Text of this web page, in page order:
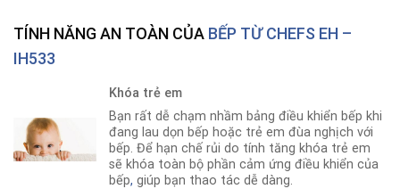
TÍNH NĂNG AN TOÀN CỦA BẾP TỪ CHEFS EH –
IH533
Khóa trẻ em
Bạn rất dễ chạm nhầm bảng điều khiển bếp khi
đang lau dọn bếp hoặc trẻ em đùa nghịch với
bếp. Để hạn chế rủi do tính tăng khóa trẻ em
sẽ khóa toàn bộ phần cảm ứng điều khiển của
bếp, giúp bạn thao tác dễ dàng.